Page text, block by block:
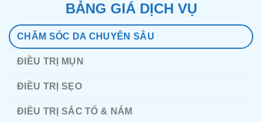
BẢNG GIÁ DỊCH VỤ
CHĂM SÓC DA CHUYÊN SÂU
ĐIỀU TRỊ MỤN
ĐIỀU TRỊ SẸO
ĐIỀU TRỊ SẮC TỐ & NÁM